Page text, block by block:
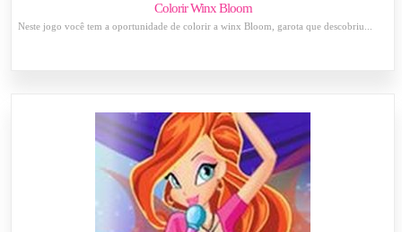
Colorir Winx Bloom
Neste jogo você tem a oportunidade de colorir a winx Bloom, garota que descobriu...